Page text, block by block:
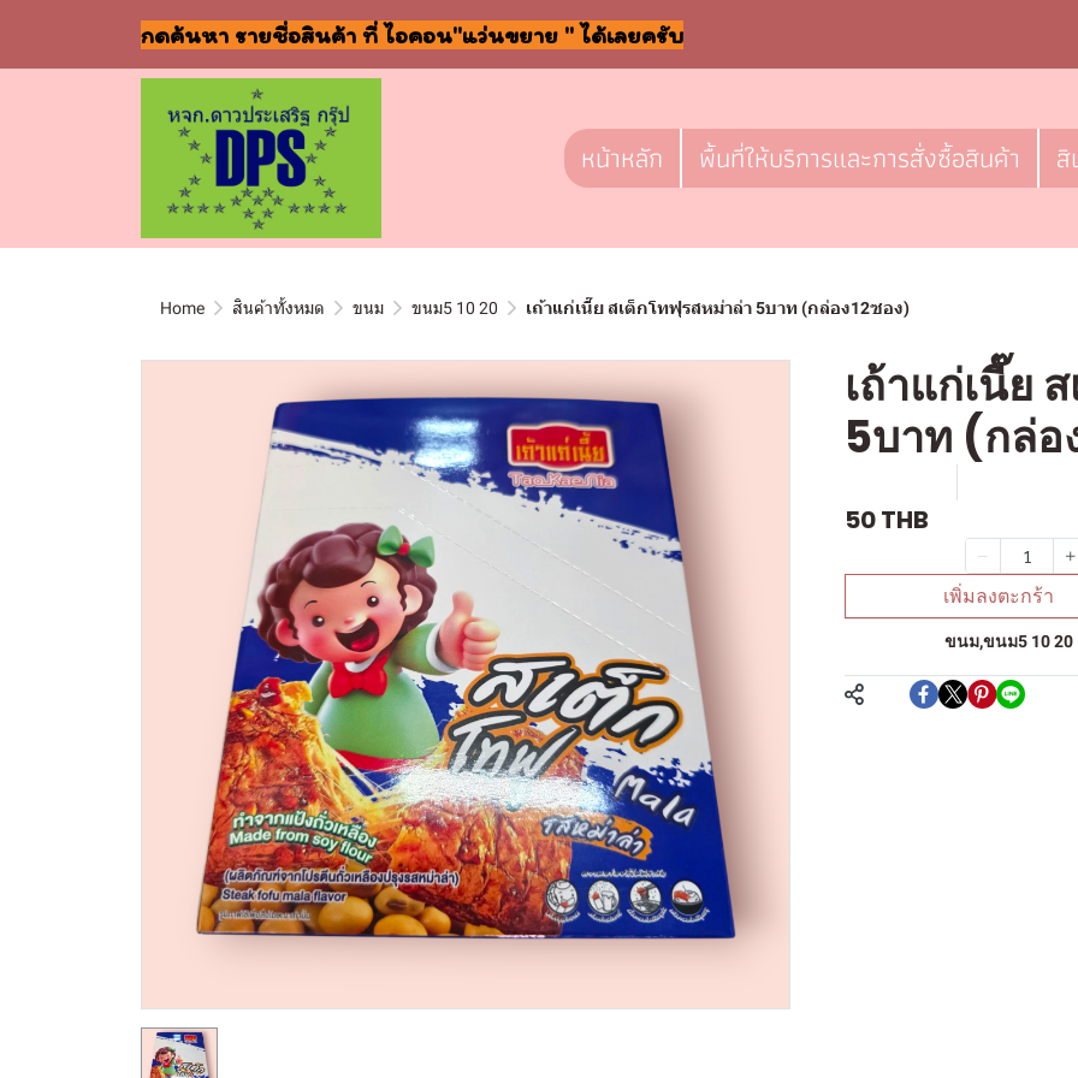
กดค้นหา รายชื่อสินค้า ที่ ไอคอน"แว่นขยาย " ได้เลยครับ
หน้าหลัก พื้นที่ให้บริการและการสั่งซื้อสินค้า
Home สินค้าทั้งหมด ขนม ขนม5 10 20 เถ้าแก่เนี๊ย สเต็กโทฟุรสหม่าล่า 5บาท (กล่อง12ซอง)
เถ้าแก่เนี๊ย
5บาท (กล่อ
50 THB
เพิ่มลงตะกร้า
ขนม,ขนม5 10 20